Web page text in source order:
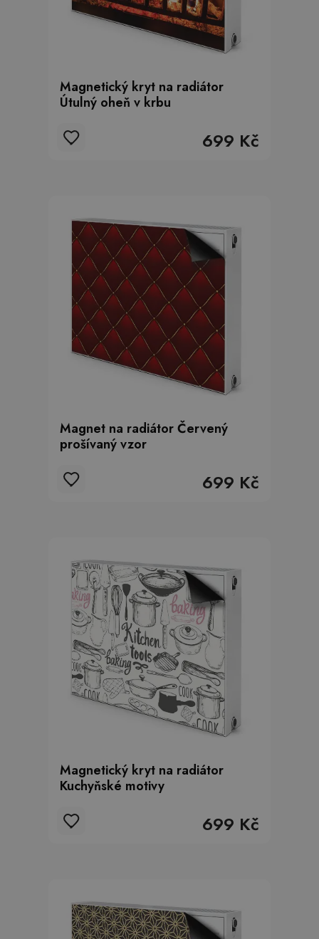
Magnetický kryt na radiátor
Útulný oheň v krbu
699 Kč
Magnet na radiátor Červený
prošívaný vzor
699 Kč
Magnetický kryt na radiátor
Kuchyňské motivy
699 Kč